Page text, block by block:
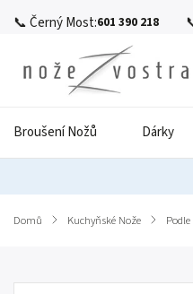
📞 Černý Most:601 390 218
Broušení Nožů Dárky
Domů / Kuchyňské Nože /